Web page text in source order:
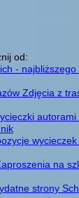
od:
- najbliższego
Zdjęcia z
autorami
wycieczek
na
strony